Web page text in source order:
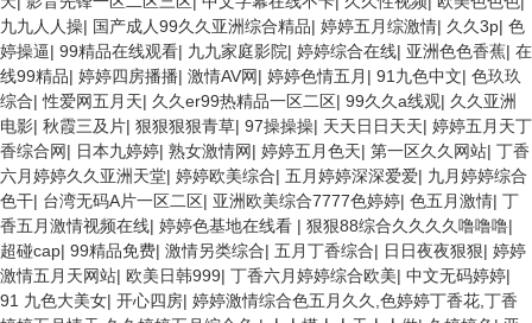
九九人人操| 国产成人99久久亚洲综合精品| 婷婷五月综激情| 久久3p| 色
婷操逼| 99精品在线观看| 九九家庭影院| 婷婷综合在线| 亚洲色色香蕉| 在
线99精品| 婷婷四房播播| 激情AV网| 婷婷色情五月 | 91九色中文| 色玖玖
综合|性爱网五月天| 久久er99热精品一区二区| 99久久a线观| 久久亚洲
电影| 秋霞三及片| 狠狠狠狠青草| 97操操操| 天天日日天天| 婷婷五月天丁
香综合网| 日本九婷婷| 熟女激情网| 婷婷五月色天| 第一区久久网站| 丁香
六月婷婷久久亚洲天堂| 婷婷欧美综合| 五月婷婷深深爱爱| 九月婷婷综合
色干| 台湾无码A片一区二区| 亚洲欧美综合7777色婷婷| 色五月激情| 丁
香五月激情视频在线| 婷婷色基地在线看 | 狠狠88综合久久久久噜噜噜|
超碰cap| 99精品免费| 激情另类综合| 五月丁香综合| 日日夜夜狠狠| 婷婷
激情五月天网站| 欧美日韩999| 丁香六月婷婷综合欧美| 中文无码婷婷|
91 九色大美女| 开心四房| 婷婷激情综合色五月久久,色婷婷丁香花,丁香